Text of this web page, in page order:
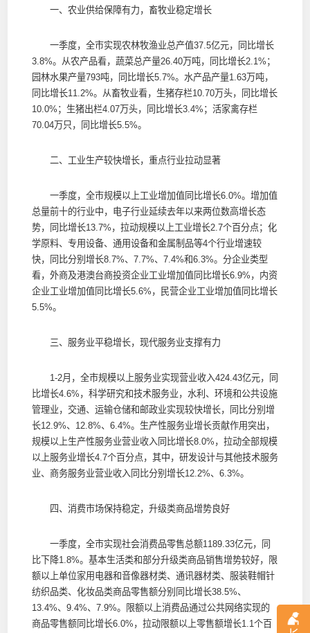
一、农业供给保障有力，畜牧业稳定增长
一季度，全市实现农林牧渔业总产值37.5亿元，同比增长
3.8%。从农产品看，蔬菜总产量26.40万吨，同比增长2.1%；
园林水果产量793吨，同比增长5.7%。水产品产量1.63万吨，
同比增长11.2%。从畜牧业看，生猪存栏10.70万头，同比增长
10.0%；生猪出栏4.07万头，同比增长3.4%；活家禽存栏
70.04万只，同比增长5.5%。
二、工业生产较快增长，重点行业拉动显著
一季度，全市规模以上工业增加值同比增长6.0%。增加值
总量前十的行业中，电子行业延续去年以来两位数高增长态
势，同比增长13.7%，拉动规模以上工业增长2.7个百分点；化
学原料、专用设备、通用设备和金属制品等4个行业增速较
快，同比分别增长8.7%、7.7%、7.4%和6.3%。分企业类型
看，外商及港澳台商投资企业工业增加值同比增长6.9%，内资
企业工业增加值同比增长5.6%，民营企业工业增加值同比增长
5.5%。
三、服务业平稳增长，现代服务业支撑有力
1-2月，全市规模以上服务业实现营业收入424.43亿元，同
比增长4.6%，科学研究和技术服务业，水利、环境和公共设施
管理业，交通、运输仓储和邮政业实现较快增长，同比分别增
长12.9%、12.8%、6.4%。生产性服务业增长贡献作用突出，
规模以上生产性服务业营业收入同比增长8.0%，拉动全部规模
以上服务业增长4.7个百分点，其中，研发设计与其他技术服务
业、商务服务业营业收入同比分别增长12.2%、6.3%。
四、消费市场保持稳定，升级类商品增势良好
一季度，全市实现社会消费品零售总额1189.33亿元，同
比下降1.8%。基本生活类和部分升级类商品销售增势较好，限
额以上单位家用电器和音像器材类、通讯器材类、服装鞋帽针
纺织品类、化妆品类商品零售额分别同比增长38.5%、
13.4%、9.4%、7.9%。限额以上消费品通过公共网络实现的
商品零售额同比增长6.0%，拉动限额以上零售额增长1.1个百